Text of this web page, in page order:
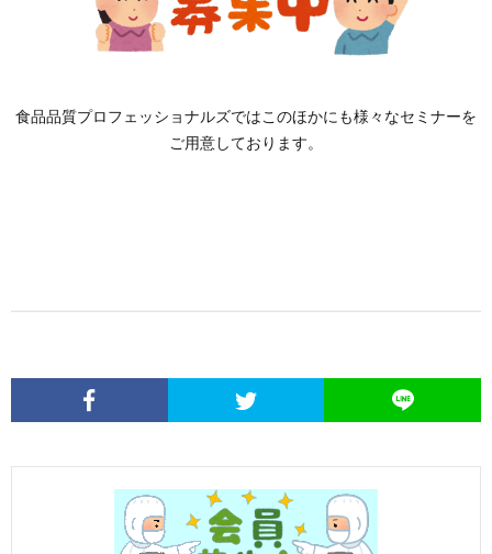
食品品質プロフェッショナルズではこのほかにも様々なセミナーを
ご用意しております。